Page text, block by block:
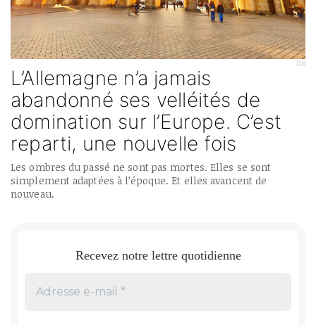
DR
L’Allemagne n’a jamais
abandonné ses velléités de
domination sur l’Europe. C’est
reparti, une nouvelle fois
Les ombres du passé ne sont pas mortes. Elles se sont
simplement adaptées à l’époque. Et elles avancent de
nouveau.
Recevez notre lettre quotidienne